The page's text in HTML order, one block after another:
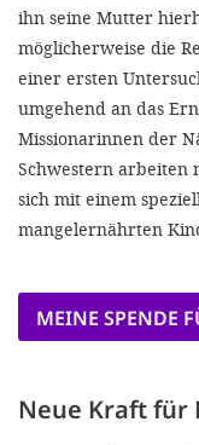
ihn seine Mutter
möglicherweise die
einer ersten
umgehend an das
Missionarinnen der
Schwestern arbeiten
sich mit einem
mangelernährten
MEINE SPENDE
Neue Kraft für